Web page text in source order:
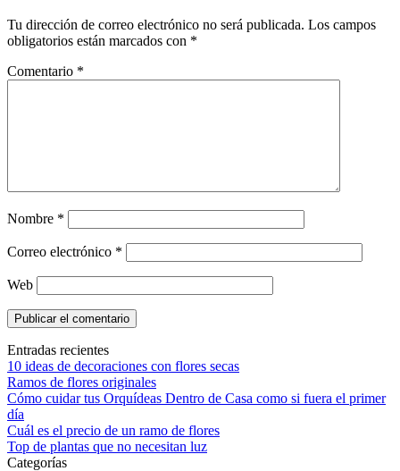
Tu dirección de correo electrónico no será publicada. Los campos
obligatorios están marcados con *
Comentario *
Nombre *
Correo electrónico *
Web
Entradas recientes
10 ideas de decoraciones con flores secas
Ramos de flores originales
Cómo cuidar tus Orquídeas Dentro de Casa como si fuera el primer
día
Cuál es el precio de un ramo de flores
Top de plantas que no necesitan luz
Categorías